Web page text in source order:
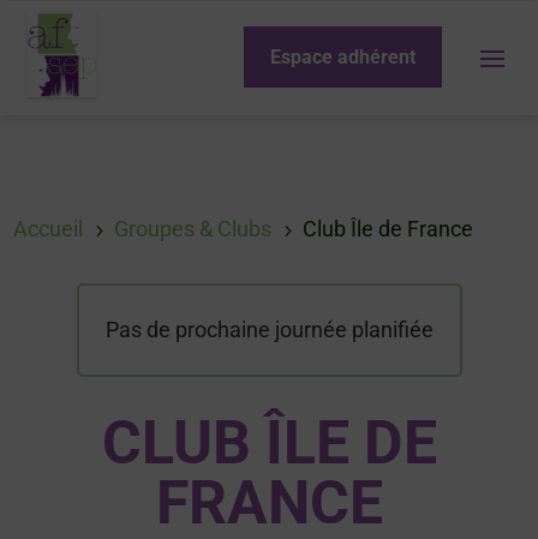
Espace adhérent
Accueil 5 Groupes & Clubs 5 Club Île de France
Pas de prochaine journée planifiée
CLUB ÎLE DE
FRANCE